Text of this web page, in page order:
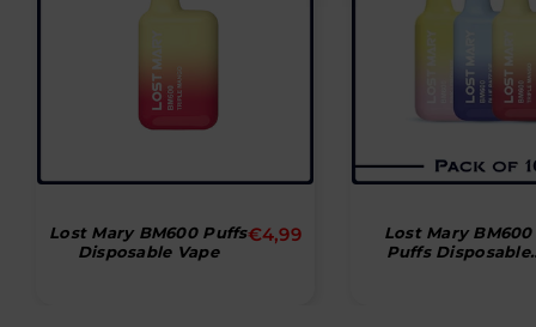
Lost Mary BM600 Puffs
Disposable Vape
Normal
pris
€4,99
Lost Mary BM600
Puffs Disposable